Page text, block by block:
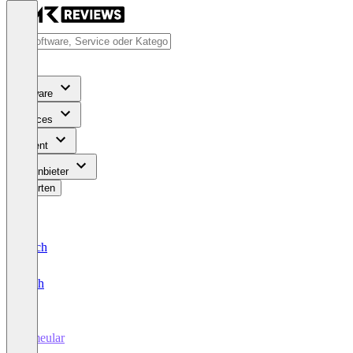
Software
Services
Content
Für Anbieter
Bewerten
Deutsch
English
Timeular